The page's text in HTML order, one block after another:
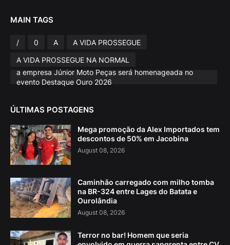
MAIN TAGS
/ 0 A
A VIDA PROSSEGUE
A VIDA PROSSEGUE NA NORMAL
a empresa Júnior Moto Peças será homenageada no
evento Destaque Ouro 2026
ÚLTIMAS POSTAGENS
Mega promoção da Alex Importados tem
descontos de 50% em Jacobina
August 08, 2026
Caminhão carregado com milho tomba
na BR-324 entre Lages do Batata e
Ourolândia
August 08, 2026
Terror no bar! Homem que seria